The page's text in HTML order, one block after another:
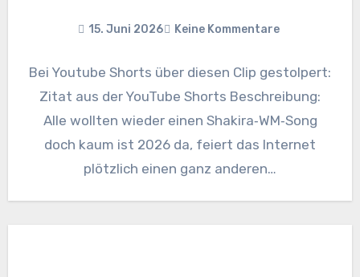
15. Juni 2026 Keine Kommentare
Bei Youtube Shorts über diesen Clip gestolpert:
Zitat aus der YouTube Shorts Beschreibung:
Alle wollten wieder einen Shakira‑WM‑Song
doch kaum ist 2026 da, feiert das Internet
plötzlich einen ganz anderen…